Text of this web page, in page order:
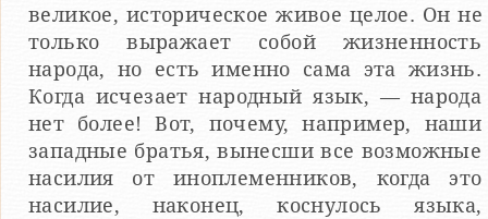
великое, историческое живое целое. Он не
только выражает собой жизненность
народа, но есть именно сама эта жизнь.
Когда исчезает народный язык, — народа
нет более! Вот, почему, например, наши
западные братья, вынесши все возможные
насилия от иноплеменников, когда это
насилие, наконец, коснулось языка,